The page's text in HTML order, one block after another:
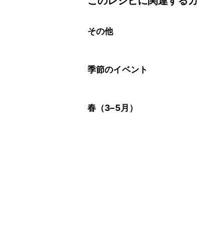
A
その他
季節のイベント
春（3–5月）